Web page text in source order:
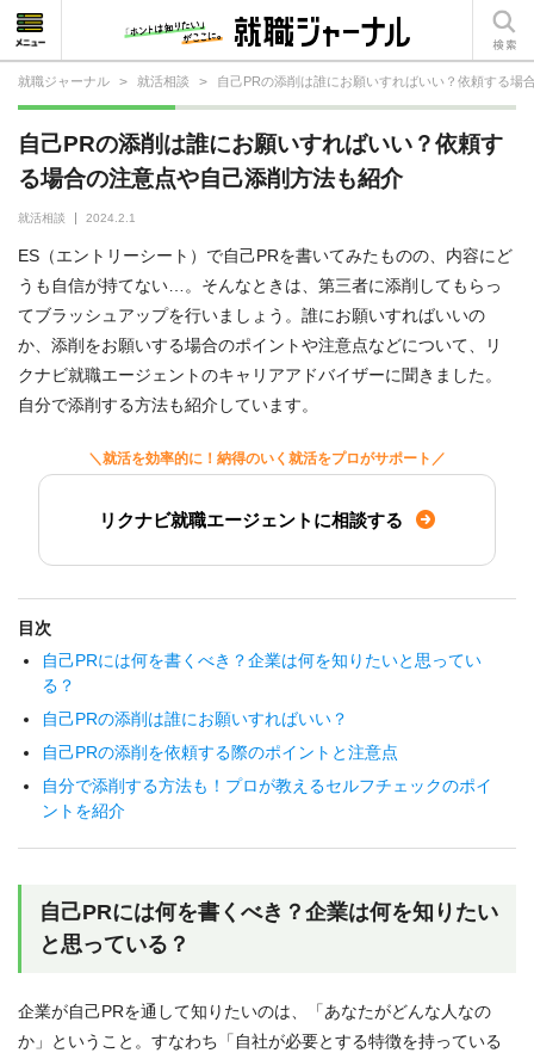
就職ジャーナル > 就活相談 > 自己PRの添削は誰にお願いすればいい？依頼する場
自己PRの添削は誰にお願いすればいい？依頼す
る場合の注意点や自己添削方法も紹介
就活相談 2024.2.1
ES（エントリーシート）で自己PRを書いてみたものの、内容にど
うも自信が持てない…。そんなときは、第三者に添削してもらっ
てブラッシュアップを行いましょう。誰にお願いすればいいの
か、添削をお願いする場合のポイントや注意点などについて、リ
クナビ就職エージェントのキャリアアドバイザーに聞きました。
自分で添削する方法も紹介しています。
＼就活を効率的に！納得のいく就活をプロがサポート／
リクナビ就職エージェントに相談する
目次
自己PRには何を書くべき？企業は何を知りたいと思ってい
る？
自己PRの添削は誰にお願いすればいい？
自己PRの添削を依頼する際のポイントと注意点
自分で添削する方法も！プロが教えるセルフチェックのポイ
ントを紹介
自己PRには何を書くべき？企業は何を知りたい
と思っている？
企業が自己PRを通して知りたいのは、「あなたがどんな人なの
か」ということ。すなわち「自社が必要とする特徴を持っている
就活相談
就活ノウハウ
仕事の選び方・ヒント
仕事とは？
就活コラム